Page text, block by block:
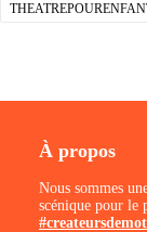
À propos
Nous sommes
scénique pour le